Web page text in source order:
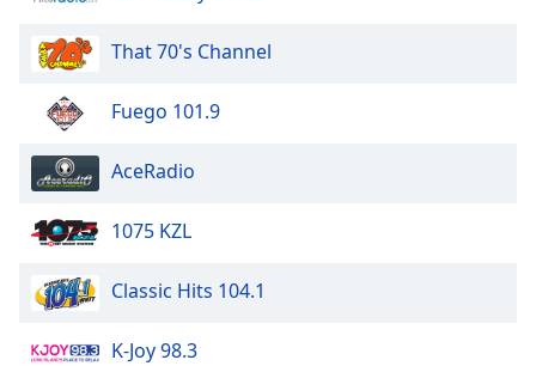
dialog
window.
and
close
window.
Text
That 70's Channel
Fuego 101.9
AceRadio
1075 KZL
Classic Hits 104.1
K-Joy 98.3